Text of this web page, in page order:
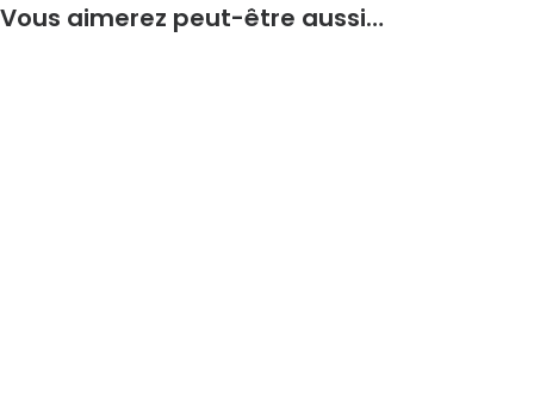
Vous aimerez peut-être aussi…